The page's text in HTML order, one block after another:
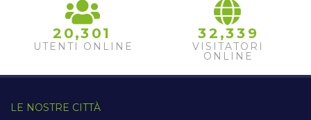
2 0,3 01
UTENTI ONLINE
32 ,33 9
VISITATORI
ONLINE
LE NOSTRE CITTÀ